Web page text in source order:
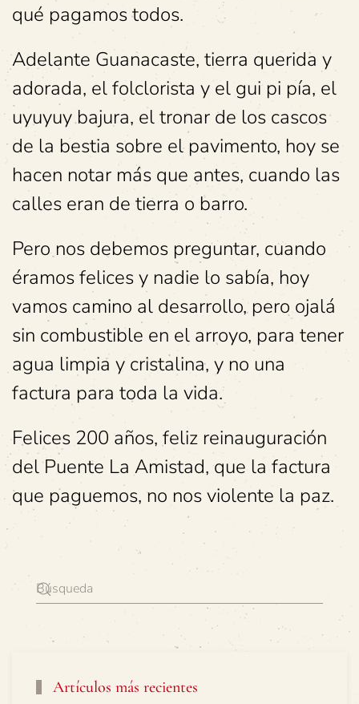
qué pagamos todos.
Adelante Guanacaste, tierra querida y
adorada, el folclorista y el gui pi pía, el
uyuyuy bajura, el tronar de los cascos
de la bestia sobre el pavimento, hoy se
hacen notar más que antes, cuando las
calles eran de tierra o barro.
Pero nos debemos preguntar, cuando
éramos felices y nadie lo sabía, hoy
vamos camino al desarrollo, pero ojalá
sin combustible en el arroyo, para tener
agua limpia y cristalina, y no una
factura para toda la vida.
Felices 200 años, feliz reinauguración
del Puente La Amistad, que la factura
que paguemos, no nos violente la paz.
Artículos más recientes